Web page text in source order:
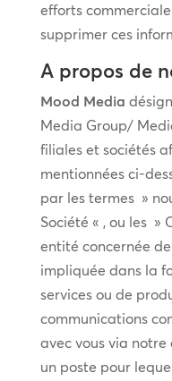
efforts
supprimer ces
A propos de
Mood Media
Media Group/
filiales et sociétés
mentionnées ci-
par les termes »
Société « , ou les »
entité concernée
impliquée dans la
services ou de
communications
avec vous via notre
un poste pour